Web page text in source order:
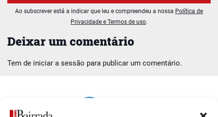
Deixar um comentário
Tem de iniciar a sessão para publicar um comentário.
Ao subscrever está a indicar que leu e compreendeu a nossa Política de
Privacidade e Termos de uso.